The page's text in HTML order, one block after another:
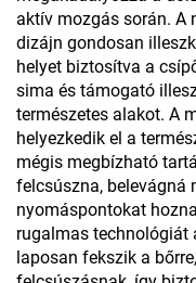
aktív mozgás során. A
dizájn gondosan
helyet biztosítva a
sima és támogató
természetes alakot. A
helyezkedik el a
mégis megbízható
felcsúszna, belevágná
nyomáspontokat
rugalmas technológiát
laposan fekszik a